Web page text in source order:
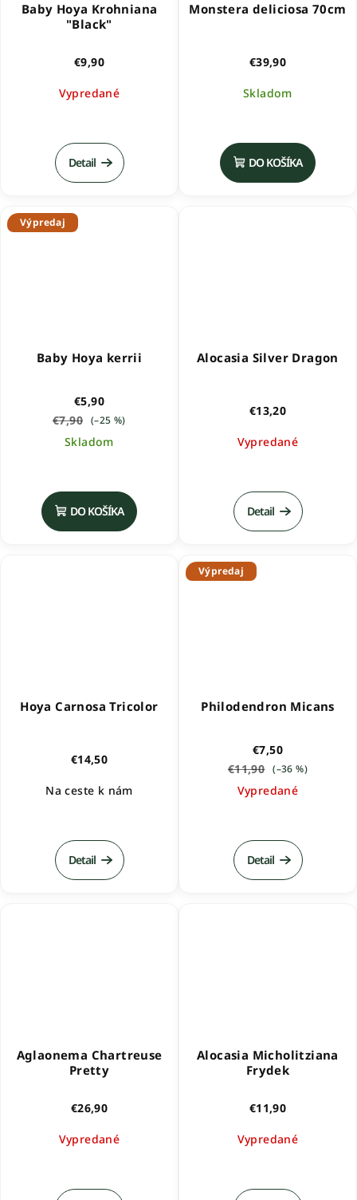
Baby Hoya Krohniana
"Black"
€9,90
Vypredané
Detail
Monstera deliciosa 70cm
€39,90
Skladom
DO KOŠÍKA
Výpredaj
Baby Hoya kerrii
€5,90
€7,90 (–25 %)
Skladom
DO KOŠÍKA
Alocasia Silver Dragon
€13,20
Vypredané
Detail
Hoya Carnosa Tricolor
€14,50
Na ceste k nám
Detail
Výpredaj
Philodendron Micans
€7,50
€11,90 (–36 %)
Vypredané
produktu
je
5,0
Detail
Aglaonema Chartreuse
Pretty
€26,90
Vypredané
Alocasia Micholitziana
Frydek
€11,90
Vypredané